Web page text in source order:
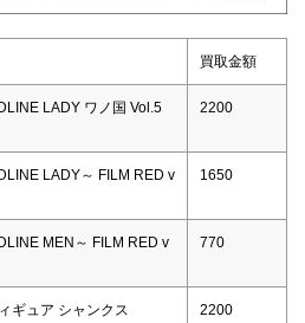
買取金額
LADY ワノ国 Vol.5
2200
LADY～ FILM RED v
1650
MEN～ FILM RED v
770
ギュア シャンクス 2200